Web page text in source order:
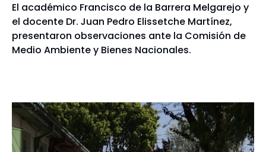
El académico Francisco de la Barrera Melgarejo y
el docente Dr. Juan Pedro Elissetche Martínez,
presentaron observaciones ante la Comisión de
Medio Ambiente y Bienes Nacionales.